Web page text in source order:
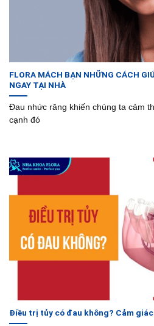
FLORA MÁCH BẠN NHỮNG CÁCH
NGAY TẠI NHÀ
Đau nhức răng khiến chúng ta cảm
cạnh đó
Điều trị tủy có đau không? Cảm